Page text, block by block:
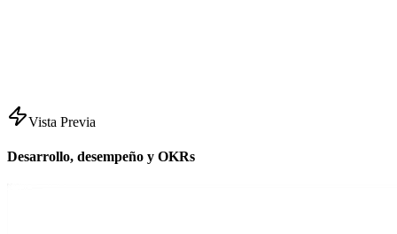
Vista Previa
Desarrollo, desempeño y OKRs